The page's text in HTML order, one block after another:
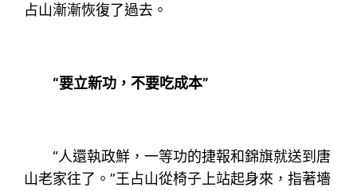
占山漸漸恢復了過去。
“要立新功，不要吃成本”
“人還執政鮮，一等功的捷報和錦旗就送到唐
山老家往了。”王占山從椅子上站起身來，指著墻